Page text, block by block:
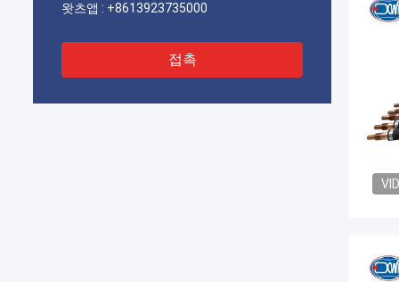
왓츠앱 : +8613923735000
접촉